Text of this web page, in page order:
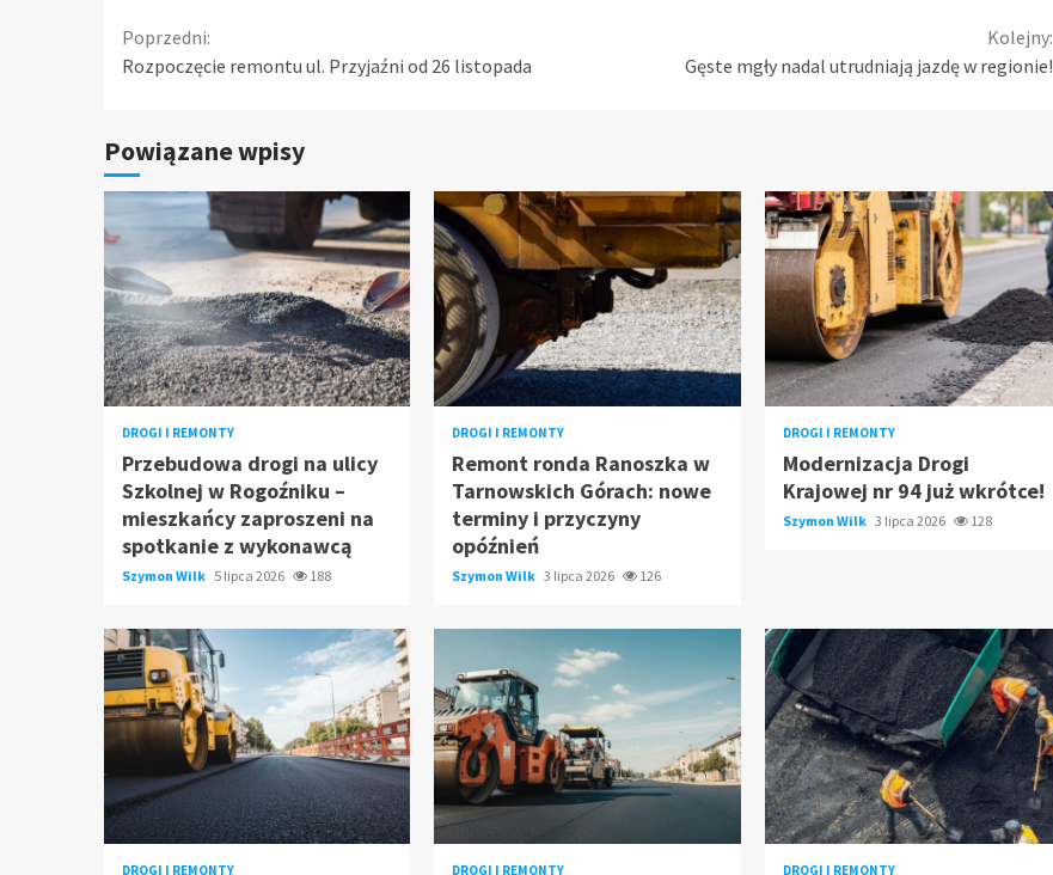
Continue
Reading
Poprzedni:
Rozpoczęcie remontu ul. Przyjaźni od 26 listopada
Kolejny:
Gęste mgły nadal utrudniają jazdę w regionie!
Powiązane wpisy
DROGI I REMONTY
Przebudowa drogi na ulicy
Szkolnej w Rogoźniku –
mieszkańcy zaproszeni na
spotkanie z wykonawcą
Szymon Wilk 5 lipca 2026 188
DROGI I REMONTY
Remont ronda Ranoszka w
Tarnowskich Górach: nowe
terminy i przyczyny
opóźnień
Szymon Wilk 3 lipca 2026 126
DROGI I REMONTY
Modernizacja Drogi
Krajowej nr 94 już wkrótce!
Szymon Wilk 3 lipca 2026 128
DROGI I REMONTY DROGI I REMONTY DROGI I REMONTY